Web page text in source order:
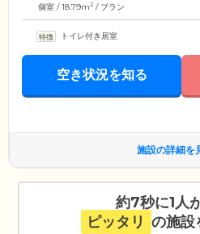
個室 / 18.79m2 / プラン
トイレ付き居室
空き状況を知る
施設の詳細を
約7秒に1人
ピッタリ の施設